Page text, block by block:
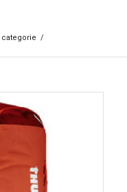
categorie /